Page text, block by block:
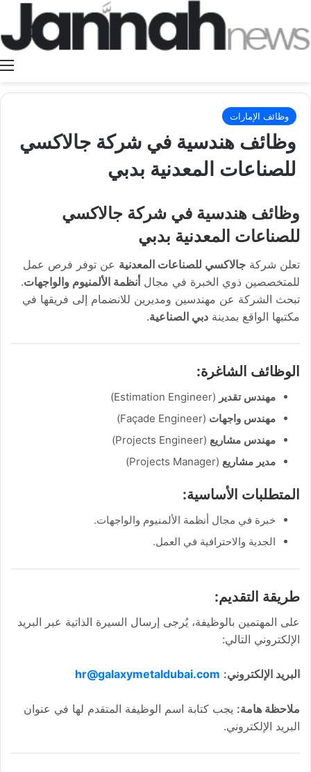
وظائف الإمارات
وظائف هندسية في شركة جالاكسي
للصناعات المعدنية بدبي
وظائف هندسية في شركة جالاكسي
للصناعات المعدنية بدبي
تعلن شركة جالاكسي للصناعات المعدنية عن توفر فرص عمل
للمتخصصين ذوي الخبرة في مجال أنظمة الألمنيوم والواجهات.
تبحث الشركة عن مهندسين ومديرين للانضمام إلى فريقها في
مكتبها الواقع بمدينة دبي الصناعية.
الوظائف الشاغرة:
مهندس تقدير (Estimation Engineer)
مهندس واجهات (Façade Engineer)
مهندس مشاريع (Projects Engineer)
مدير مشاريع (Projects Manager)
المتطلبات الأساسية:
خبرة في مجال أنظمة الألمنيوم والواجهات.
الجدية والاحترافية في العمل.
طريقة التقديم:
على المهتمين بالوظيفة، يُرجى إرسال السيرة الذاتية عبر البريد
الإلكتروني التالي:
البريد الإلكتروني: hr@galaxymetaldubai.com
ملاحظة هامة: يجب كتابة اسم الوظيفة المتقدم لها في عنوان
البريد الإلكتروني.